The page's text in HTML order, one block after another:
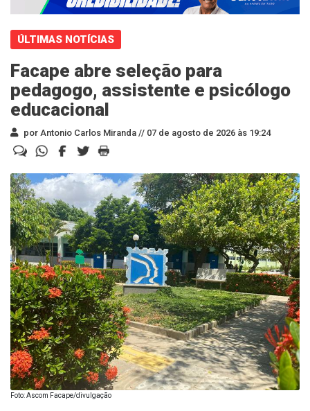
ÚLTIMAS NOTÍCIAS
Facape abre seleção para
pedagogo, assistente e psicólogo
educacional
por Antonio Carlos Miranda // 07 de agosto de 2026 às 19:24
Foto: Ascom Facape/divulgação